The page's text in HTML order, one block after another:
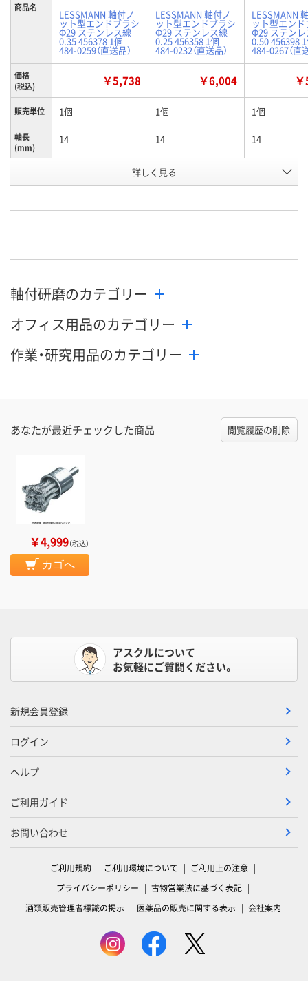
商品名
LESSMANN 軸付ノ
ット型エンドブラシ
Φ29 ステンレス線
0.35 456378 1個
484-0259（直送品）
LESSMANN 軸付ノ
ット型エンドブラシ
Φ29 ステンレス線
0.25 456358 1個
484-0232（直送品）
LESSMANN
ット型エン
Φ29 ステン
0.50 456398
484-0267（直
価格
(税込)
￥5,738 ￥6,004
販売単位 1個 1個 1個
軸長
(mm)
14 14 14
K971149 K971152
カゴへ
詳しく見る
軸付研磨のカテゴリー
オフィス用品のカテゴリー
作業・研究用品のカテゴリー
あなたが最近チェックした商品 閲覧履歴の削除
￥4,999（税込）
カゴへ
アスクルについて
お気軽にご質問ください。
新規会員登録
ログイン
ヘルプ
ご利用ガイド
お問い合わせ
ご利用規約 ご利用環境について
ご利用上の注意
プライバシーポリシー
古物営業法に基づく表記
酒類販売管理者標識の掲示
医薬品の販売に関する表示 会社案内